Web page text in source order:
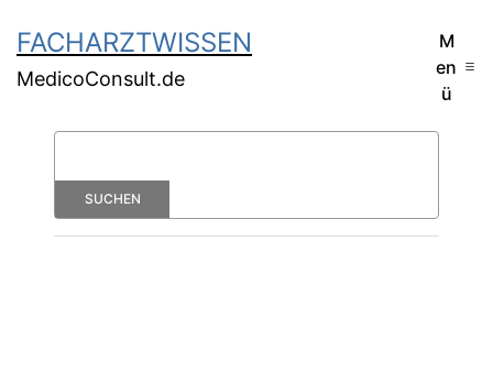
FACHARZTWISSEN
MedicoConsult.de
M
en
ü